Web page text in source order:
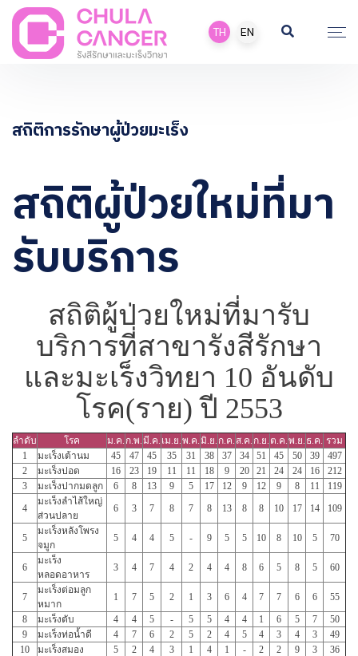
TH EN
สถิติการรักษาผู้ป่วยมะเร็ง
สถิติผู้ป่วยใหม่ที่มา
รับบริการ
สถิติผู้ป่วยใหม่ที่มารับ
บริการที่สาขารังสีรักษา
และมะเร็งวิทยา 10 อันดับ
โรค(ราย) ปี 2553
ลำดับ โรค ม.ค. ก.พ.มี.ค. เม.ย.พ.ค.มิ.ย. ก.ค. ส.ค. ก.ย. ต.ค.พ.ย. ธ.ค. รวม
1
มะเร็งเต้านม 45 47 45 35 31 38 37 34 51 45 50 39
497
2
มะเร็งปอด 16 23 19 11 11 18 9 20 21 24 24 16
212
3
มะเร็งปากมดลูก 6 8 13 9 5 17 12 9 12 9 8 11
119
4
มะเร็งลำไส้ใหญ่
ส่วนปลาย
6 3 7 8 7 8 13 8 8 10 17 14 109
5
มะเร็งหลังโพรง
จมูก
5 4 4 5 - 9 5 5 10 8 10 5 70
6
มะเร็ง
หลอดอาหาร
3 4 7 4 2 4 4 8 6 5 8 5 60
7
มะเร็งต่อมลูก
หมาก
1 7 5 2 1 3 6 4 7 7 6 6
55
8
มะเร็งตับ 4 4 5 - 5 5 4 4 1 6 5 7
50
9
มะเร็งท่อน้ำดี 4 7 6 2 5 2 4 5 4 3 4 3
49
10
มะเร็งสมอง 5 2 4 3 1 4 1 - 2 2 9 3
36